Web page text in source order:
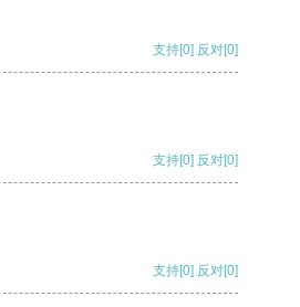
支持[0] 反对[0]
支持[0] 反对[0]
支持[0] 反对[0]